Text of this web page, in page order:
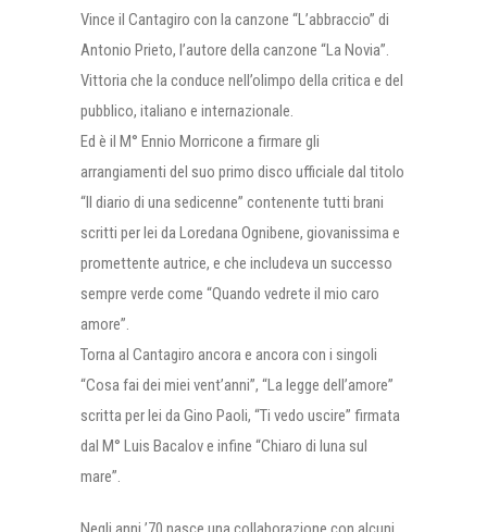
Vince il Cantagiro con la canzone “L’abbraccio” di
Antonio Prieto, l’autore della canzone “La Novia”.
Vittoria che la conduce nell’olimpo della critica e del
pubblico, italiano e internazionale.
Ed è il M° Ennio Morricone a firmare gli
arrangiamenti del suo primo disco ufficiale dal titolo
“Il diario di una sedicenne” contenente tutti brani
scritti per lei da Loredana Ognibene, giovanissima e
promettente autrice, e che includeva un successo
sempre verde come “Quando vedrete il mio caro
amore”.
Torna al Cantagiro ancora e ancora con i singoli
“Cosa fai dei miei vent’anni”, “La legge dell’amore”
scritta per lei da Gino Paoli, “Ti vedo uscire” firmata
dal M° Luis Bacalov e infine “Chiaro di luna sul
mare”.